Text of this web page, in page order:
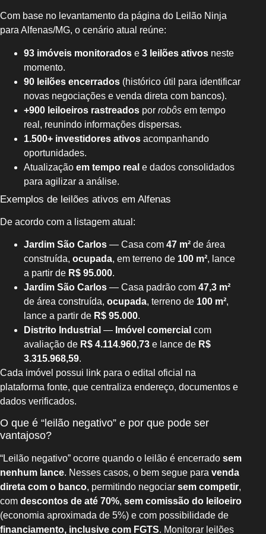
Com base no levantamento da página do Leilão Ninja
para Alfenas/MG, o cenário atual reúne:
93 imóveis monitorados e 3 leilões ativos neste
momento.
90 leilões encerrados (histórico útil para identificar
novas negociações e venda direta com bancos).
+900 leiloeiros rastreados por robôs em tempo
real, reunindo informações dispersas.
1.500+ investidores ativos acompanhando
oportunidades.
Atualização em tempo real e dados consolidados
para agilizar a análise.
Exemplos de leilões ativos em Alfenas
De acordo com a listagem atual:
Jardim São Carlos — Casa com 47 m² de área
construída, ocupada, em terreno de 100 m², lance
a partir de R$ 95.000.
Jardim São Carlos — Casa padrão com 47,3 m²
de área construída, ocupada, terreno de 100 m²,
lance a partir de R$ 95.000.
Distrito Industrial — Imóvel comercial com
avaliação de R$ 4.114.960,73 e lance de R$
3.315.968,59.
Cada imóvel possui link para o edital oficial na
plataforma fonte, que centraliza endereço, documentos e
dados verificados.
O que é “leilão negativo” e por que pode ser
vantajoso?
“Leilão negativo” ocorre quando o leilão é encerrado sem
nenhum lance. Nesses casos, o bem segue para venda
direta com o banco, permitindo negociar sem competir,
com descontos de até 70%, sem comissão do leiloeiro
(economia aproximada de 5%) e com possibilidade de
financiamento, inclusive com FGTS. Monitorar leilões